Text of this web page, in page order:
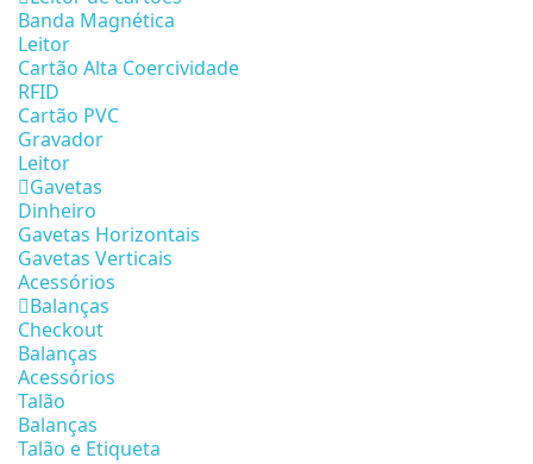
Banda Magnética
Leitor
Cartão Alta Coercividade
RFID
Cartão PVC
Gravador
Leitor
Gavetas
Dinheiro
Gavetas Horizontais
Gavetas Verticais
Acessórios
Balanças
Checkout
Balanças
Acessórios
Talão
Balanças
Talão e Etiqueta